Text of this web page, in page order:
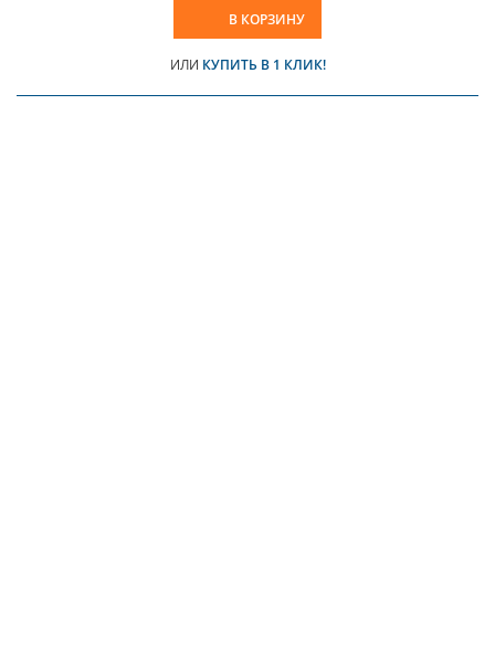
В КОРЗИНУ
ИЛИ КУПИТЬ В 1 КЛИК!